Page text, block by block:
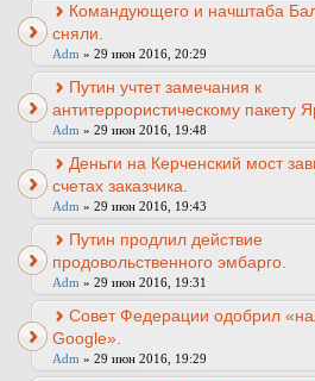
Командующего и начштаба
сняли.
Adm » 29 июн 2016, 20:29
Путин учтет замечания к
антитеррористическому пакету
Adm » 29 июн 2016, 19:48
Деньги на Керченский мост
счетах заказчика.
Adm » 29 июн 2016, 19:43
Путин продлил действие
продовольственного эмбарго.
Adm » 29 июн 2016, 19:31
Совет Федерации одобрил
Google».
Adm » 29 июн 2016, 19:29